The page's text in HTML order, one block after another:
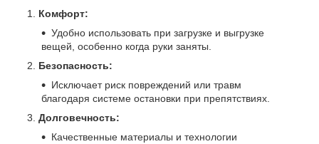
Комфорт:
Удобно использовать при загрузке и выгрузке
вещей, особенно когда руки заняты.
Безопасность:
Исключает риск повреждений или травм
благодаря системе остановки при препятствиях.
Долговечность:
Качественные материалы и технологии